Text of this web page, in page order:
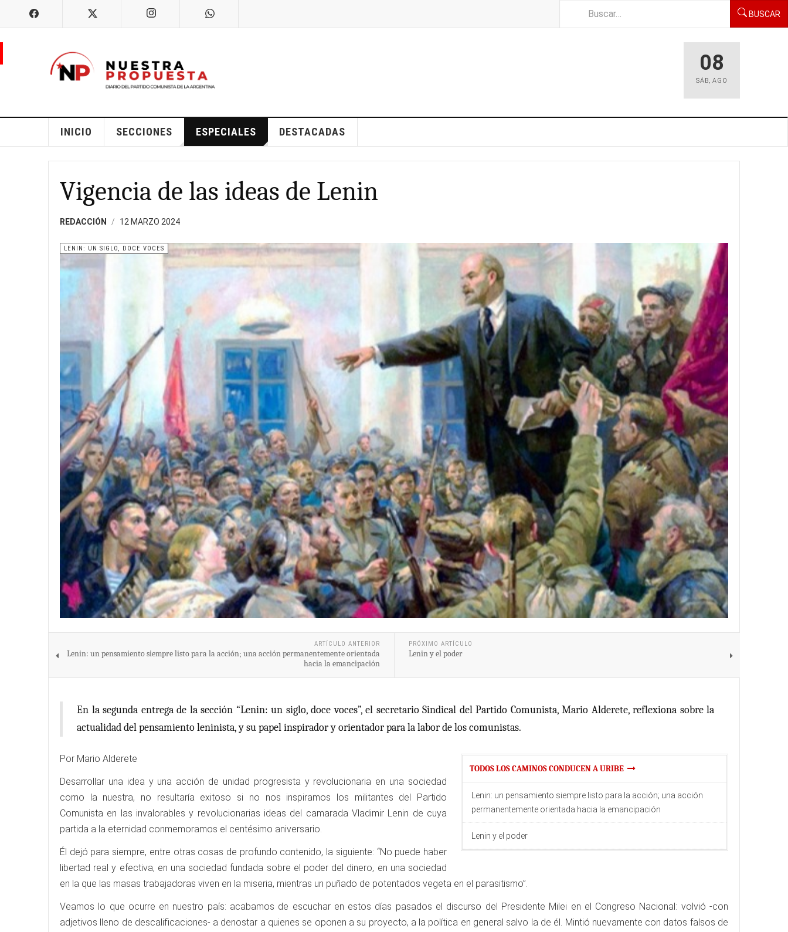
BUSCAR
08
SÁB, AGO
INICIO SECCIONES ESPECIALES DESTACADAS
Vigencia de las ideas de Lenin
REDACCIÓN 12 MARZO 2024
LENIN: UN SIGLO, DOCE VOCES
ARTÍCULO ANTERIOR
Lenin: un pensamiento siempre listo para la acción; una acción permanentemente orientada
hacia la emancipación
PRÓXIMO ARTÍCULO
Lenin y el poder
En la segunda entrega de la sección “Lenin: un siglo, doce voces”, el secretario Sindical del Partido Comunista, Mario Alderete, reflexiona sobre la
actualidad del pensamiento leninista, y su papel inspirador y orientador para la labor de los comunistas.
TODOS LOS CAMINOS CONDUCEN A URIBE
Lenin: un pensamiento siempre listo para la acción; una acción
permanentemente orientada hacia la emancipación
Lenin y el poder
Por Mario Alderete
Desarrollar una idea y una acción de unidad progresista y revolucionaria en una sociedad
como la nuestra, no resultaría exitoso si no nos inspiramos los militantes del Partido
Comunista en las invalorables y revolucionarias ideas del camarada Vladimir Lenin de cuya
partida a la eternidad conmemoramos el centésimo aniversario.
Él dejó para siempre, entre otras cosas de profundo contenido, la siguiente: “No puede haber
libertad real y efectiva, en una sociedad fundada sobre el poder del dinero, en una sociedad
en la que las masas trabajadoras viven en la miseria, mientras un puñado de potentados vegeta en el parasitismo”.
Veamos lo que ocurre en nuestro país: acabamos de escuchar en estos días pasados el discurso del Presidente Milei en el Congreso Nacional: volvió -con
adjetivos lleno de descalificaciones- a denostar a quienes se oponen a su proyecto, a la política en general salvo la de él. Mintió nuevamente con datos falsos de